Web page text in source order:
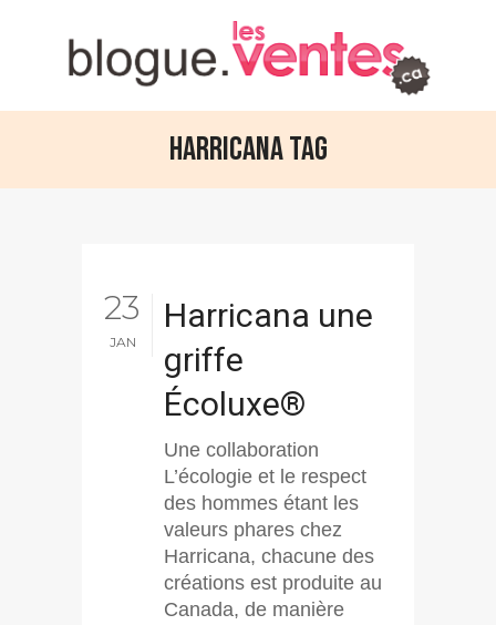
Harricana Tag
23
JAN
Harricana une
griffe
Écoluxe®
Une collaboration
L’écologie et le respect
des hommes étant les
valeurs phares chez
Harricana, chacune des
créations est produite au
Canada, de manière